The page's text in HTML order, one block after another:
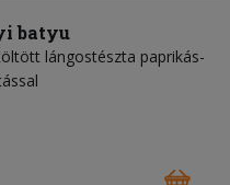
batyu
lángostészta paprikás-